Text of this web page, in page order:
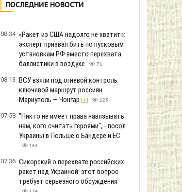
ПОСЛЕДНИЕ НОВОСТИ
08:34 «Ракет из США надолго не хватит»:
эксперт призвал бить по пусковым
установкам РФ вместо перехвата
баллистики в воздухе
71
08:13 ВСУ взяли под огневой контроль
ключевой маршрут россиян
Мариуполь — Чонгар
123
07:58 "Никто не имеет права навязывать
нам, кого считать героями", - посол
Украины в Польше о Бандере и ЕС
164
07:36 Сикорский о перехвате российских
ракет над Украиной: этот вопрос
требует серьезного обсуждения